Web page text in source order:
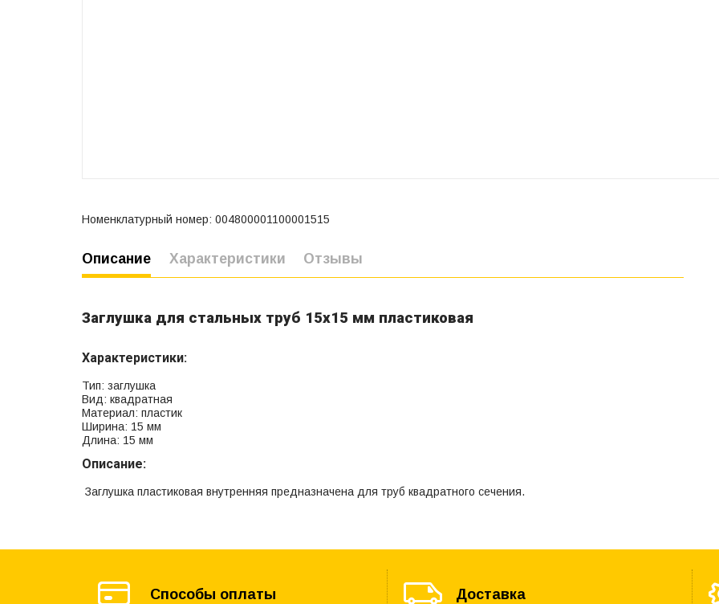
Номенклатурный номер: 004800001100001515
Описание Характеристики Отзывы
Заглушка для стальных труб 15х15 мм пластиковая
Характеристики:
Тип: заглушка
Вид: квадратная
Материал: пластик
Ширина: 15 мм
Длина: 15 мм
Описание:
Заглушка пластиковая внутренняя предназначена для труб квадратного сечения.
Способы оплаты Доставка